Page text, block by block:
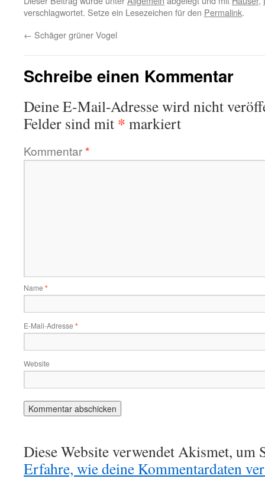
verschlagwortet. Setze ein Lesezeichen für den Permalink.
← Schäger grüner Vogel
Schreibe einen Kommentar
Deine E-Mail-Adresse wird nicht
Felder sind mit * markiert
Kommentar*
Name *
E-Mail-Adresse *
Website
Diese Website verwendet Akismet, um
Erfahre, wie deine Kommentardaten